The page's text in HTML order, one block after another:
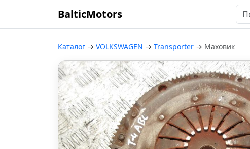
BalticMotors
Каталог → VOLKSWAGEN → Transporter → Маховик